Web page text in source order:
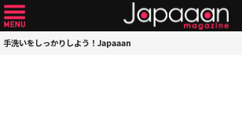
手洗いをしっかりしよう！Japaaan